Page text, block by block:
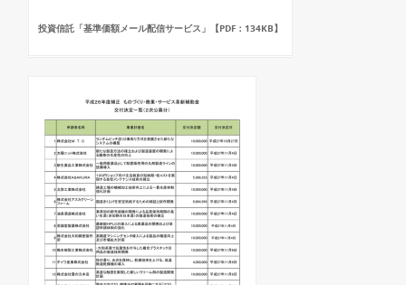
投資信託「基準価額メール配信サービス」【PDF：134KB】